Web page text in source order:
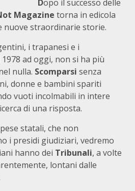
Dopo il successo delle
Magazine torna in edicola
nuove straordinarie storie.
i trapanesi e i
ad oggi, non si ha più
nulla. Scomparsi senza
donne e bambini spariti
vuoti incolmabili in intere
di una risposta.
statali, che non
i presidi giudiziari, vedremo
hanno dei Tribunali, a volte
lontani dalle